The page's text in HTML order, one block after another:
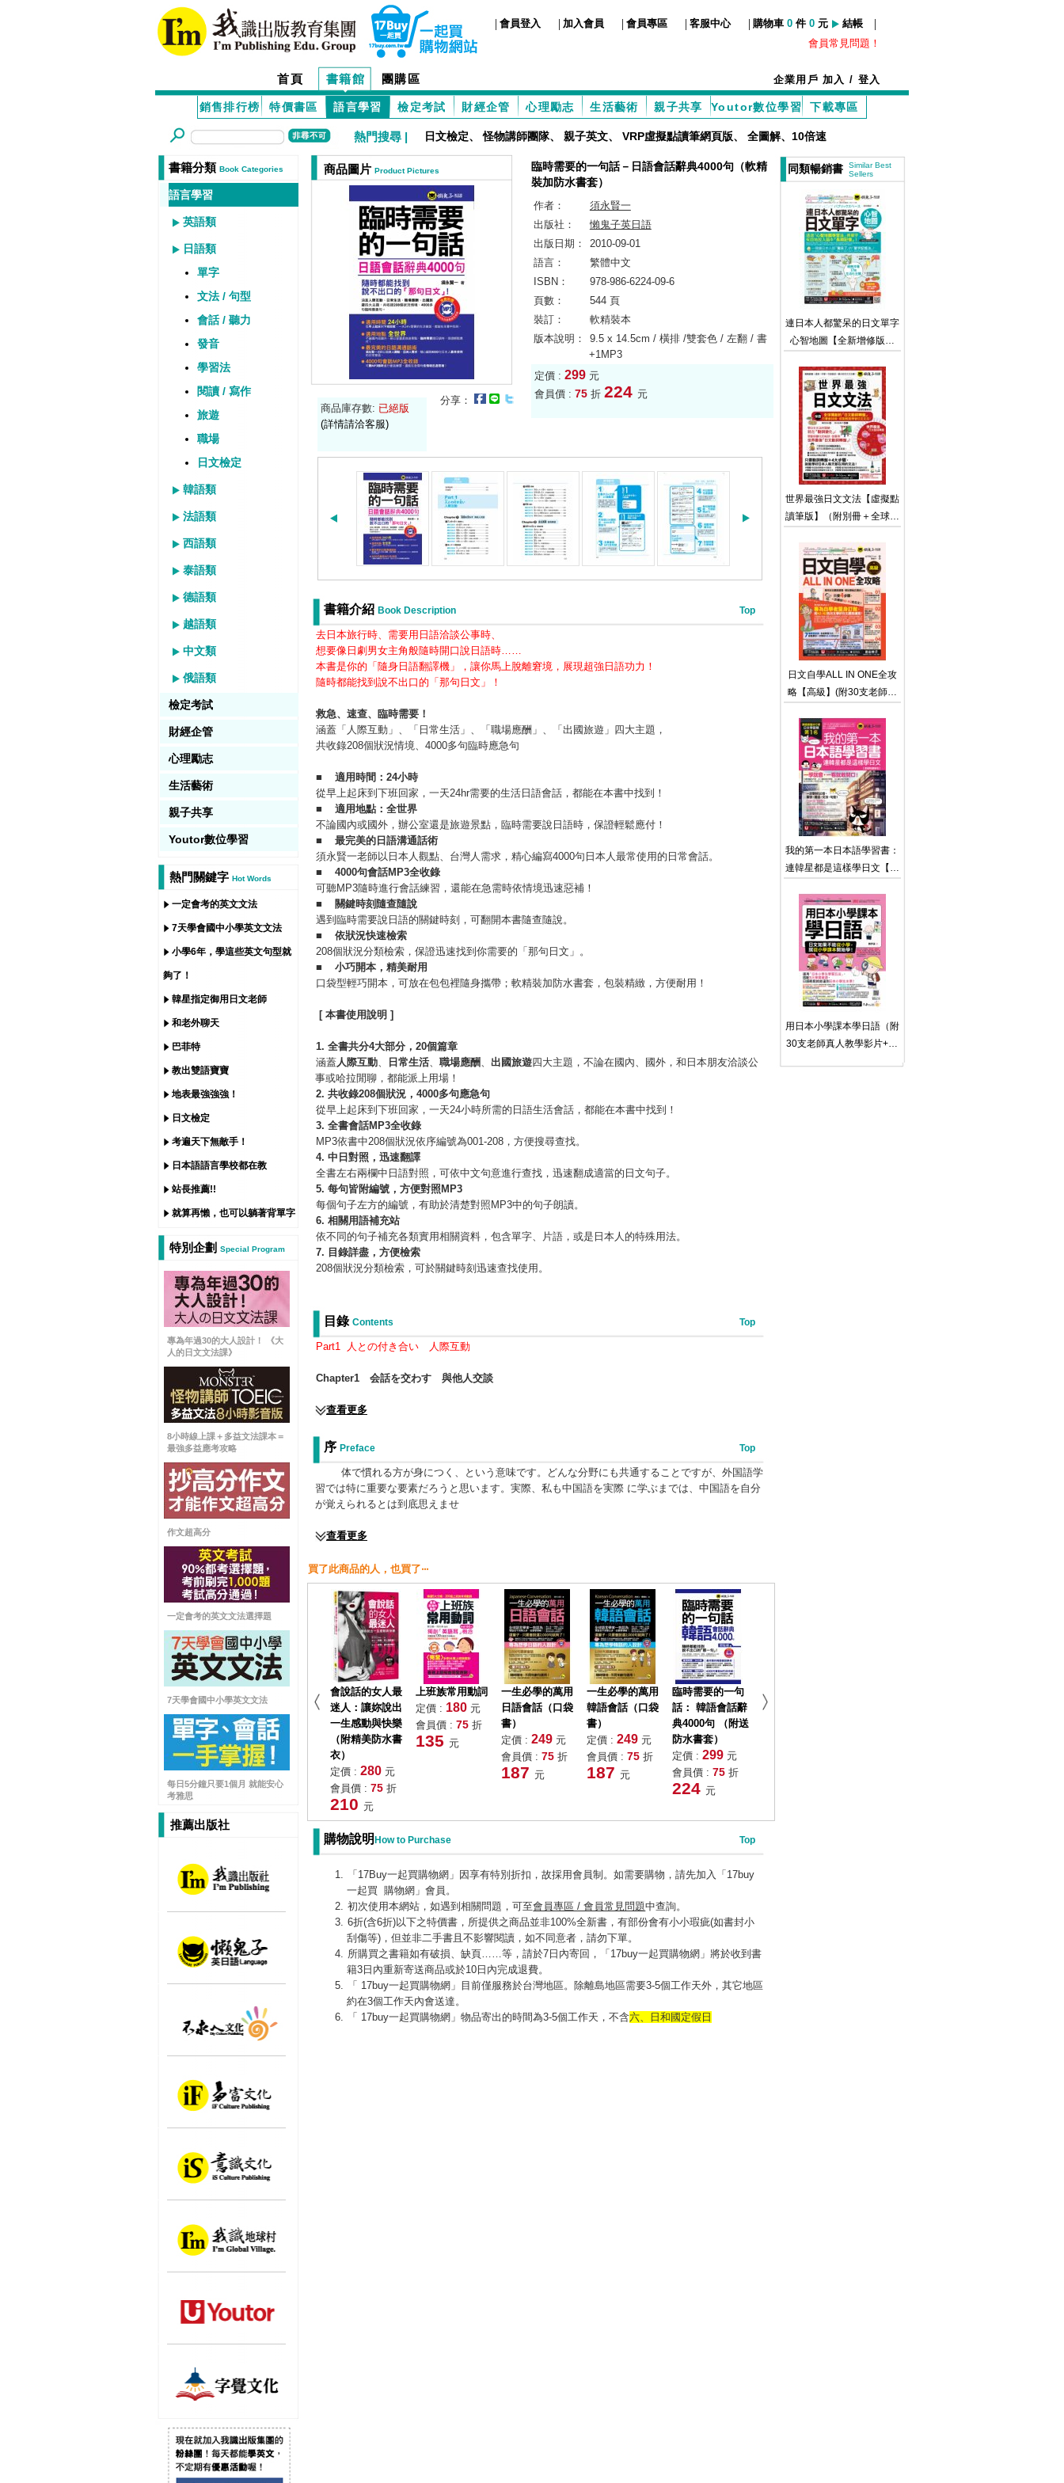
| 會員登入 | 加入會員 | 會員專區 | 客服中心 | 購物車 0 件 0 元 結帳 |
會員常見問題！
首頁 書籍館 團購區 企業用戶加入 / 登入
銷售排行榜 特價書區 語言學習 檢定考試 財經企管 心理勵志 生活藝術 親子共享 Youtor數位學習 下載專區
熱門搜尋 | 日文檢定、怪物講師團隊、 親子英文、 VRP虛擬點讀筆網頁版、 全圖解、10倍速
書籍分類 Book Categories
語言學習
英語類
日語類
單字
文法 / 句型
會話 / 聽力
發音
學習法
閱讀 / 寫作
旅遊
職場
日文檢定
韓語類
法語類
西語類
泰語類
德語類
越語類
中文類
俄語類
檢定考試
財經企管
心理勵志
生活藝術
親子共享
Youtor數位學習
熱門關鍵字 Hot Words
一定會考的英文文法
7天學會國中小學英文文法
小學6年，學這些英文句型就
夠了！
韓星指定御用日文老師
和老外聊天
巴菲特
教出雙語寶寶
地表最強強強！
日文檢定
考遍天下無敵手！
日本語語言學校都在教
站長推薦!!
就算再懶，也可以躺著背單字
特別企劃 Special Program
專為年過30的大人設計！ 《大
人的日文文法課》
8小時線上課＋多益文法課本＝
最強多益應考攻略
作文超高分
一定會考的英文文法選擇題
7天學會國中小學英文文法
每日5分鐘只要1個月 就能安心
考雅思
推薦出版社
商品圖片 Product Pictures
商品庫存數: 已絕版
(詳情請洽客服)
分享：
臨時需要的一句話－日語會話辭典4000句（軟精
裝加防水書套）
作者：
須永賢一
出版社：
懶鬼子英日語
出版日期：
2010-09-01
語言：
繁體中文
ISBN：
978-986-6224-09-6
頁數：
544 頁
裝訂：
軟精裝本
版本說明：
9.5 x 14.5cm / 橫排 /雙套色 / 左翻 / 書
+1MP3
定價 : 299 元
會員價 : 75折 224 元
書籍介紹 Book Description Top
去日本旅行時、需要用日語洽談公事時、
想要像日劇男女主角般隨時開口說日語時……
本書是你的「隨身日語翻譯機」，讓你馬上脫離窘境，展現超強日語功力！
隨時都能找到說不出口的「那句日文」！
救急、速查、臨時需要！
涵蓋「人際互動」、「日常生活」、「職場應酬」、「出國旅遊」四大主題，
共收錄208個狀況情境、4000多句臨時應急句
■適用時間：24小時
從早上起床到下班回家，一天24hr需要的生活日語會話，都能在本書中找到！
■適用地點：全世界
不論國內或國外，辦公室還是旅遊景點，臨時需要說日語時，保證輕鬆應付！
■最完美的日語溝通話術
須永賢一老師以日本人觀點、台灣人需求，精心編寫4000句日本人最常使用的日常會話。
■4000句會話MP3全收錄
可聽MP3隨時進行會話練習，還能在急需時依情境迅速惡補！
■
關鍵時刻隨查隨說
遇到臨時需要說日語的關鍵時刻，可翻開本書隨查隨說。
■依狀況快速檢索
208個狀況分類檢索，保證迅速找到你需要的「那句日文」。
■小巧開本，精美耐用
口袋型輕巧開本，可放在包包裡隨身攜帶；軟精裝加防水書套，包裝精緻，方便耐用！
[ 本書使用說明 ]
1.全書共分4大部分，20個篇章
涵蓋人際互動、 日常生活、職場應酬、出國旅遊四大主題，不論在國內、國外，和日本朋友洽談公
事或哈拉閒聊，都能派上用場！
2.共收錄208個狀況，4000多句應急句
從早上起床到下班回家，一天24小時所需的日語生活會話，都能在本書中找到！
3.全書會話MP3全收錄
MP3依書中208個狀況依序編號為001-208，方便搜尋查找。
4.中日對照，迅速翻譯
全書左右兩欄中日語對照，可依中文句意進行查找，迅速翻成適當的日文句子。
5.每句皆附編號，方便對照 MP3
每個句子左方的編號，有助於清楚對照MP3中的句子朗讀。
6.相關用語補充站
依不同的句子補充各類實用相關資料，包含單字、片語，或是日本人的特殊用法。
7. 目錄詳盡，方便檢索
208個狀況分類檢索，可於關鍵時刻迅速查找使用。
目錄 Contents Top
Part1 人との付き合い 人際互動
Chapter1 会話を交わす與他人交談
查看更多
序 Preface Top
体で慣れる方が身につく、という意味です。どんな分野にも共通することですが、外国語学
習では特に重要な要素だろうと思います。実際、私も中国語を実際 に学ぶまでは、中国語を自分
が覚えられるとは到底思えませ
查看更多
買了此商品的人，也買了‧‧‧
會說話的女人最
迷人：讓妳說出
一生感動與快樂
（附精美防水書
衣）
定價 : 280 元
會員價 : 75 折
210 元
上班族常用動詞
定價 : 180 元
會員價 : 75 折
135 元
一生必學的萬用
日語會話（口袋
書）
定價 : 249 元
會員價 : 75 折
187 元
一生必學的萬用
韓語會話（口袋
書）
定價 : 249 元
會員價 : 75 折
187 元
臨時需要的一句
話： 韓語會話辭
典4000句 （附送
防水書套）
定價 : 299 元
會員價 : 75 折
224 元
購物說明 How to Purchase Top
「17Buy一起買購物網」因享有特別折扣 ，故採用會員制 。如需要購物 ，請先加入「17buy
一起買 購物網」會員。
初次使用本網站，如遇到相關問題，可至會員專區 / 會員常見問題中查詢。
6折(含6折)以下之特價書，所提供之商品並非100%全新書，有部份會有小小瑕疵(如書封小
刮傷等) ， 但並非二手書且不影響閱讀 ， 如不同意者 ， 請勿下單。
所購買之書籍如有破損、缺頁……等，請於7日內寄回 ，
「17buy一起買購物網」將於收到書
籍3日內重新寄送商品或於10日內完成退費。
「 17buy一起買購物網」目前僅服務於台灣地區。除離島地區需要3-5個工作天外，其它地區
約在3個工作天內會送達。
「 17buy一起買購物網」物品寄出的時間為3-5個工作天，不含六、日和國定假日
同類暢銷書
Similar Best
Sellers
連日本人都驚呆的日文單字
心智地圖【全新增修版】
智圖教學課程＋線上測驗
100道單字填空題＋
「Youtor App」內含VRP虛
擬點讀筆）
世界最強日文文法【虛擬點
讀筆版】（附別冊＋全球獨
App」內含VRP虛擬點讀
筆）
日文自學ALL IN ONE全攻
略【高級】(附30支老師真
商務日文範文+100題線上
測驗+「Youtor App」內含
VRP虛擬點讀筆）
我的第一本日本語學習書：
連韓星都是這樣學日文【虛
「Youtor App」內含VRP虛
擬點讀筆）
用日本小學課本學日語（附
30支老師真人教學影片+最